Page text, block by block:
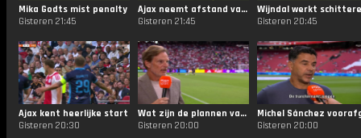
Mika Godts mist penalty
Gisteren 21:45
Ajax neemt afstand van Shelbourne
Gisteren 21:45
Gisteren 20:45
Ajax kent heerlijke start
Gisteren 20:30
Wat zijn de plannen van Mika Godts komend seizoen?
Gisteren 20:00
Gisteren 20:00